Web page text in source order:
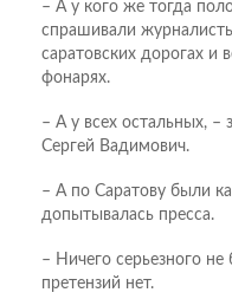
– А у кого же тогда
спрашивали
саратовских дорогах и
фонарях.
– А у всех остальных, –
Сергей Вадимович.
– А по Саратову были
допытывалась пресса.
– Ничего серьезного не
претензий нет.